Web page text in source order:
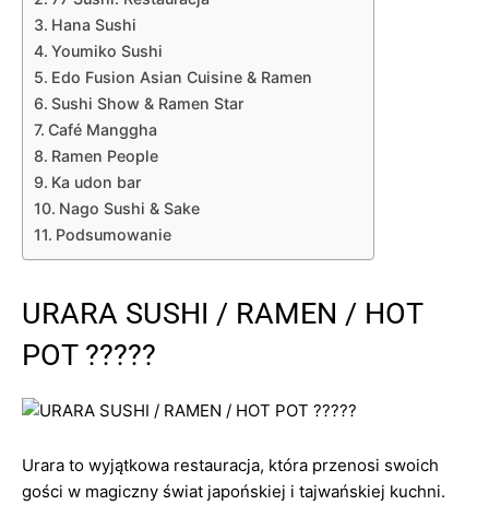
Hana Sushi
Youmiko Sushi
Edo Fusion Asian Cuisine & Ramen
Sushi Show & Ramen Star
Café Manggha
Ramen People
Ka udon bar
Nago Sushi & Sake
Podsumowanie
URARA SUSHI / RAMEN / HOT
POT ?????
Urara to wyjątkowa restauracja, która przenosi swoich
gości w magiczny świat japońskiej i tajwańskiej kuchni.